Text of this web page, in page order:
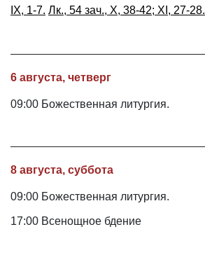
IX, 1-7. Лк., 54 зач., X, 38-42; XI, 27-28.
6 августа, четверг
09:00 Божественная литургия.
8 августа, суббота
09:00 Божественная литургия.
17:00 Всенощное бдение